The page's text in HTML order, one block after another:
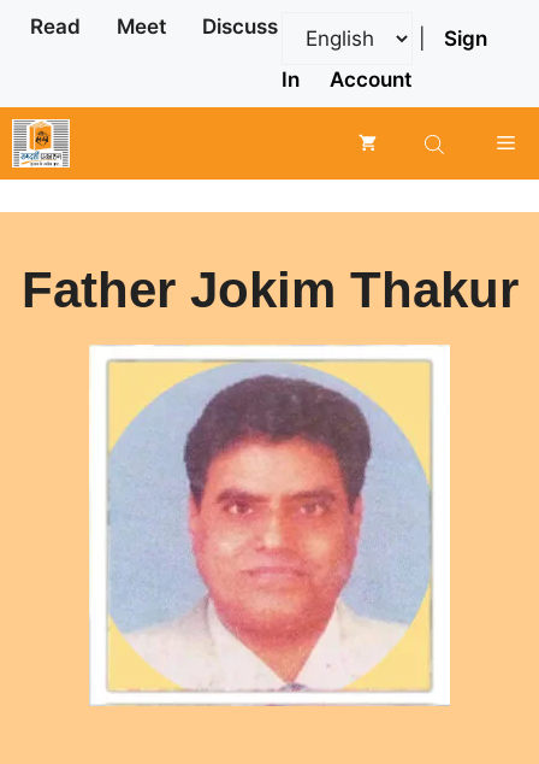
Skip
Read Meet Discuss
Sign
In
Account
Father Jokim Thakur